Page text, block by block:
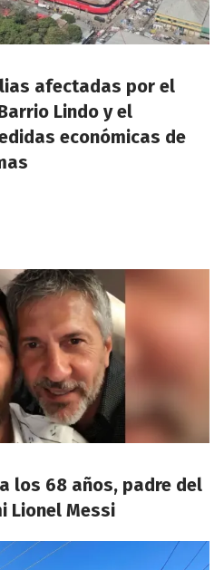
afectadas por el
Lindo y el
económicas de
los 68 años, padre del
Lionel Messi